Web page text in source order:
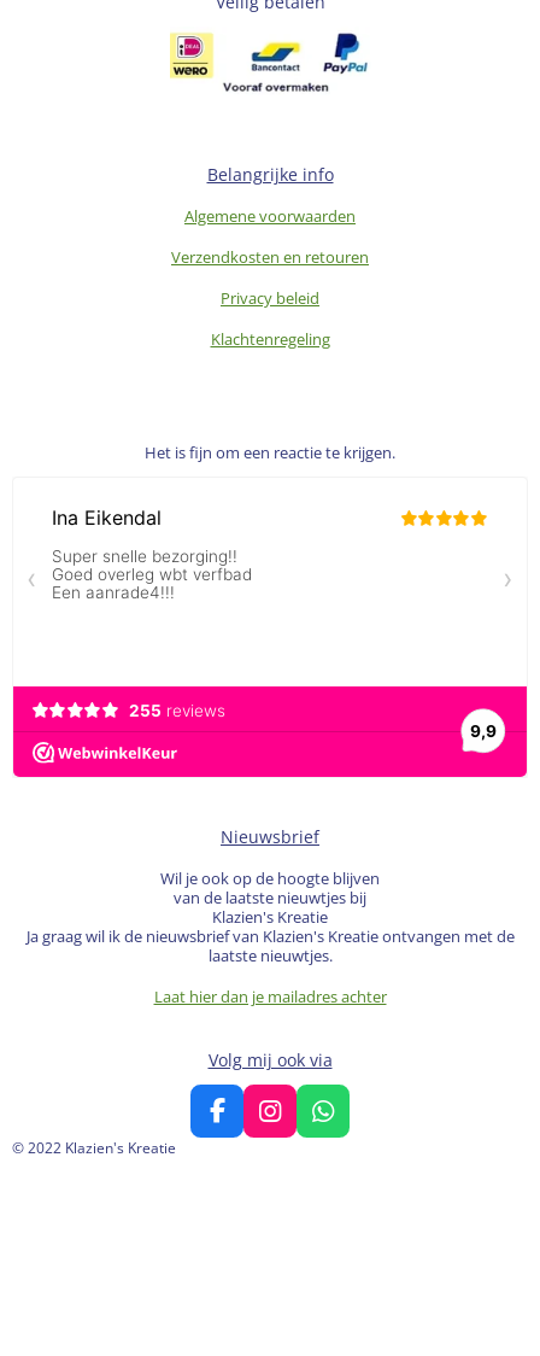
Belangrijke info
Algemene voorwaarden
Verzendkosten en retouren
Privacy beleid
Klachtenregeling
Het is fijn om een reactie te krijgen.
Nieuwsbrief
Wil je ook op de hoogte blijven
van de laatste nieuwtjes bij
Klazien's Kreatie
Ja graag wil ik de nieuwsbrief van Klazien's Kreatie ontvangen met de
laatste nieuwtjes.
Laat hier dan je mailadres achter
Volg mij ook via
F
a
I
n
W
h
© 2022 Klazien's Kreatie